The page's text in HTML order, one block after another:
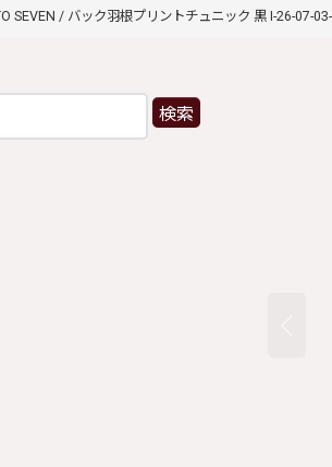
SEVEN / バック羽根プリントチュニック 黒 I-26-07-
検索